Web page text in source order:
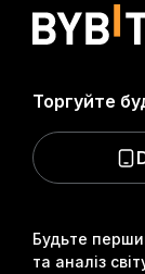
Будьте
та аналіз
Торгуйте